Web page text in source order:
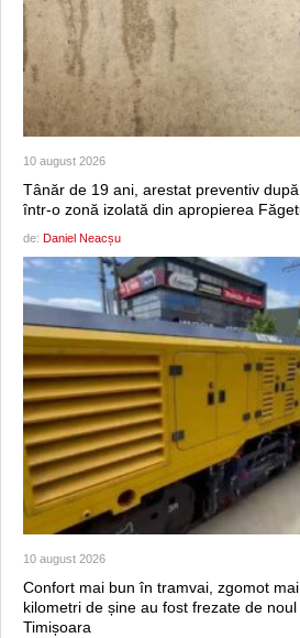
10 august 2026
Tânăr de 19 ani, arestat preventiv
într-o zonă izolată din apropierea
de: Daniel Neacșu
10 august 2026
Confort mai bun în tramvai, zgomot
kilometri de șine au fost frezate de
Timișoara